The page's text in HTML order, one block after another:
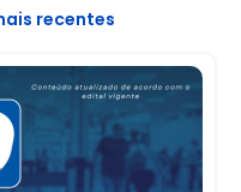
recentes